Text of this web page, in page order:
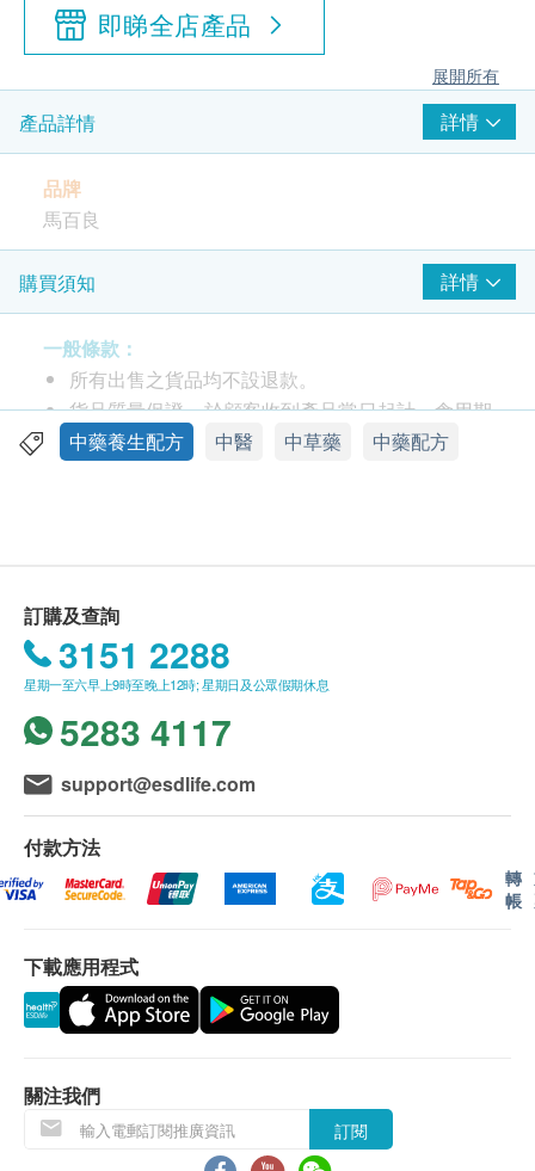
即睇全店產品
展開所有
產品詳情 詳情
品牌
馬百良
包裝
每盒12包，每包9.0克
產地
香港
功效
次1包。
主要成份
熟地黃、山藥、山茱萸、牡丹皮、澤瀉、茯芩
保存方法
密封防潮，置陰涼乾燥處存放
服藥時戒食生冷寒滯之物，有外感表證發熱惡寒
孕婦、葡萄糖六磷酸去氫酵素缺乏症患者，均不宜
服用。
購買須知 詳情
一般條款：
所有出售之貨品均不設退款。
貨品質量保證，於顧客收到產品當日起計，食用期
應最少有12個月或以上。
送貨條款：
購買馬百良產品總額滿HK$500，即可享本地免費
送貨服務。賬單總額未滿HK$500需附加HK$50運
費。
我們將於確定訂單後3-5個工作天內安排發貨。
不排除運送時間會因節日而有所影響。當八號烈風
訊號懸掛或黑色暴雨警告生效時，送貨服務時間將
會延遲。
所有訂單須視乎相關貨品的供應情況再作最後確
認。倘若健康網購health.ESDlife未能提供任何訂
受該訂單，並且會於送貨前透過電話或電郵通知顧
客再作安排。
當顧客收取已訂購之貨品時，有責任檢查貨品是否
有損毀情況，一經確認簽收，恕不接受退換。
退換產品必須包裝完整，如退換之產品有任何殘缺
中藥養生配方 中醫 中草藥 中藥配方
訂購及查詢
3151 2288
星期一至六早上9時至晚上12時; 星期日及公眾假期休息
5283 4117
support@esdlife.com
付款方法
轉
帳
下載應用程式
關注我們
訂閱